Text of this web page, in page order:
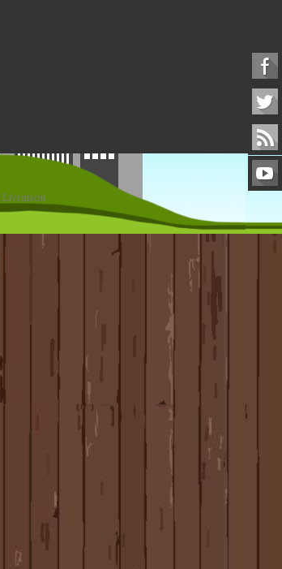
Livraison